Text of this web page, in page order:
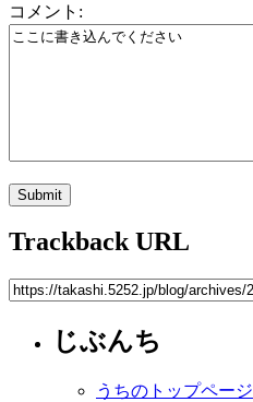
コメント:
Trackback URL
じぶんち
うちのトップページ